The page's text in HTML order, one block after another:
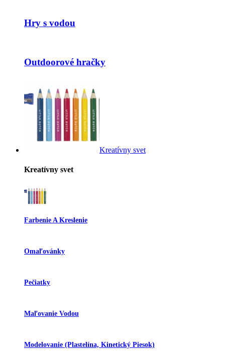
Hry s vodou
Outdoorové hračky
Kreatívny svet
Kreatívny svet
Farbenie A Kreslenie
Omaľovánky
Pečiatky
Maľovanie Vodou
Modelovanie (plastelína, Kinetický Piesok)